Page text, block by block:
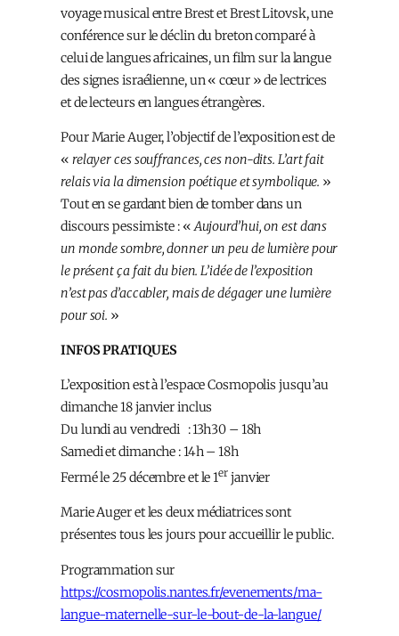
voyage musical entre Brest et Brest Litovsk, une
conférence sur le déclin du breton comparé à
celui de langues africaines, un film sur la langue
des signes israélienne, un « cœur » de lectrices
et de lecteurs en langues étrangères.
Pour Marie Auger, l’objectif de l’exposition est de
« relayer ces souffrances, ces non-dits. L’art fait
relais via la dimension poétique et symbolique. »
Tout en se gardant bien de tomber dans un
discours pessimiste : «Aujourd’hui, on est dans
un monde sombre, donner un peu de lumière pour
le présent ça fait du bien. L’idée de l’exposition
n’est pas d’accabler, mais de dégager une lumière
pour soi. »
INFOS PRATIQUES
L’exposition est à l’espace Cosmopolis jusqu’au
dimanche 18 janvier inclus
Du lundi au vendredi : 13h30 – 18h
Samedi et dimanche : 14h – 18h
Fermé le 25 décembre et le 1er janvier
Marie Auger et les deux médiatrices sont
présentes tous les jours pour accueillir le public.
Programmation sur
https://cosmopolis.nantes.fr/evenements/ma-
langue-maternelle-sur-le-bout-de-la-langue/